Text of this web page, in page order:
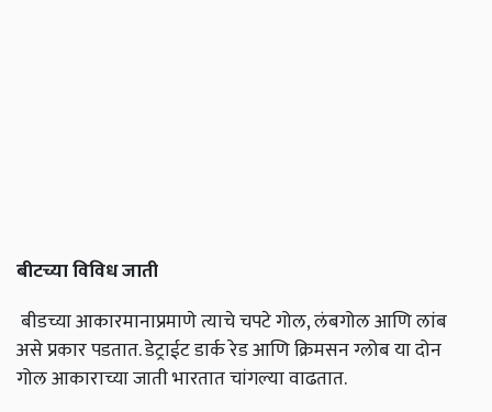
बीटच्या विविध जाती
बीडच्या आकारमानाप्रमाणे त्याचे चपटे गोल, लंबगोल आणि लांब
असे प्रकार पडतात. डेट्राईट डार्क रेड आणि क्रिमसन ग्लोब या दोन
गोल आकाराच्या जाती भारतात चांगल्या वाढतात.